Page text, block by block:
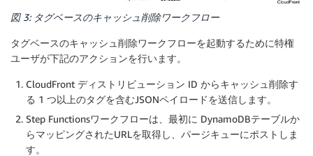
図 3: タグベースのキャッシュ削除ワークフロー
タグベースのキャッシュ削除ワークフローを起動するために特権
ユーザが下記のアクションを行います。
CloudFront ディストリビューション ID からキャッシュ削除す
る 1 つ以上のタグを含むJSONペイロードを送信します。
Step Functionsワークフローは、最初に DynamoDBテーブルか
らマッピングされたURLを取得し、パージキューにポストしま
す。